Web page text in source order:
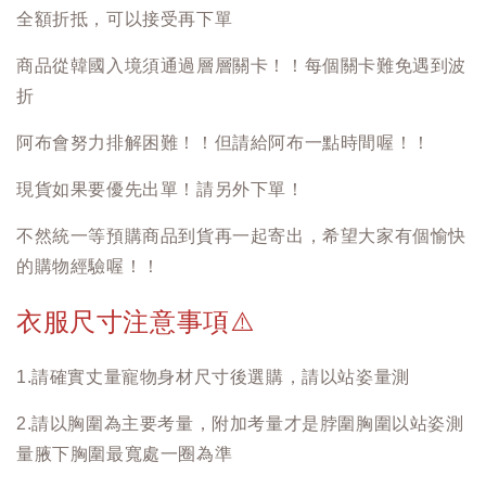
全額折抵，可以接受再下單
商品從韓國入境須通過層層關卡！！每個關卡難免遇到波
折
阿布會努力排解困難！！但請給阿布一點時間喔！！
現貨如果要優先出單！請另外下單！
不然統一等預購商品到貨再一起寄出，希望大家有個愉快
的購物經驗喔！！
衣服尺寸注意事項⚠️
1.請確實丈量寵物身材尺寸後選購，請以站姿量測
2.請以胸圍為主要考量，附加考量才是脖圍胸圍以站姿測
量腋下胸圍最寬處一圈為準